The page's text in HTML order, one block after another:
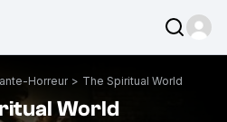
Horreur > The Spiritual World
World